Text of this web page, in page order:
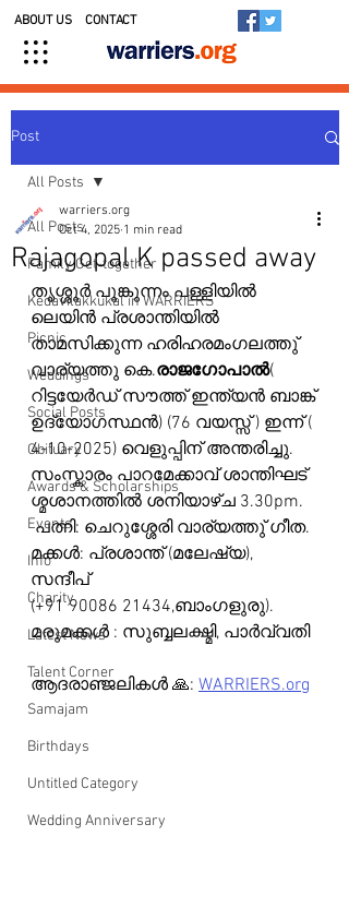
ABOUT US CONTACT
Post
All Posts
Family Get-together
Kedavilakkukal in WARRIERS
Picnic
Weddings
Social Posts
Obituary
Awards & Scholarships
Events
Info
Charity
Latest News
Talent Corner
Samajam
Birthdays
Untitled Category
Wedding Anniversary
All Posts
Rajagopal K passed away
warriers.org
Oct 4, 2025 1 min read
തൃശ്ശൂർ പൂങ്കുന്നം പള്ളിയിൽ
ലെയിൻ പ്രശാന്തിയിൽ
താമസിക്കുന്ന ഹരിഹരമംഗലത്തു്
വാര്യത്തു കെ.രാജഗോപാൽ(
റിട്ടയേർഡ് സൗത്ത് ഇന്ത്യൻ ബാങ്ക്
ഉദ്യോഗസ്ഥൻ) (76 വയസ്സ് ) ഇന്ന് (
4-10-2025) വെളുപ്പിന് അന്തരിച്ചു.
സംസ്കാരം പാറമേക്കാവ് ശാന്തിഘട്
ശ്മശാനത്തിൽ ശനിയാഴ്ച 3.30pm.
പത്നി: ചെറുശ്ശേരി വാര്യത്തു് ഗീത.
മക്കൾ: പ്രശാന്ത് (മലേഷ്യ),
സന്ദീപ്
(+91 90086 21434,ബാംഗളുരു).
മരുമക്കൾ : സുബ്ബലക്ഷ്മി, പാർവ്വതി
ആദരാഞ്ജലികൾ 🙏: WARRIERS.org